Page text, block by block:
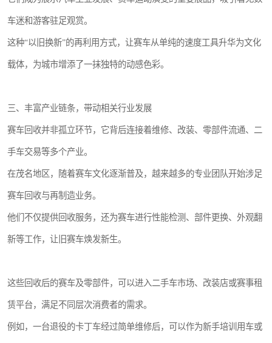
车迷和游客驻足观赏。
这种“以旧换新”的再利用方式，让赛车从单纯的速度工具升华为文化
载体，为城市增添了一抹独特的动感色彩。
三、丰富产业链条，带动相关行业发展
赛车回收并非孤立环节，它背后连接着维修、改装、零部件流通、二
手车交易等多个产业。
在茂名地区，随着赛车文化逐渐普及，越来越多的专业团队开始涉足
赛车回收与再制造业务。
他们不仅提供回收服务，还为赛车进行性能检测、部件更换、外观翻
新等工作，让旧赛车焕发新生。
这些回收后的赛车及零部件，可以进入二手车市场、改装店或赛事租
赁平台，满足不同层次消费者的需求。
例如，一台退役的卡丁车经过简单维修后，可以作为新手培训用车或